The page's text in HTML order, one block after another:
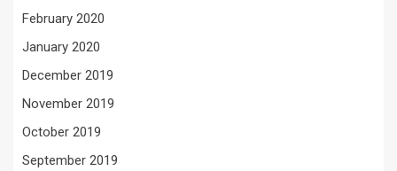
February 2020
January 2020
December 2019
November 2019
October 2019
September 2019